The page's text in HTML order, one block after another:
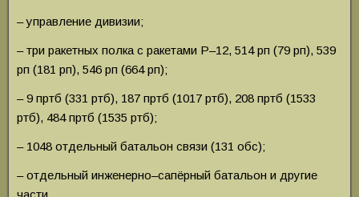
– управление дивизии;
– три ракетных полка с ракетами Р–12, 514 рп (79 рп), 539
рп (181 рп), 546 рп (664 рп);
– 9 пртб (331 ртб), 187 пртб (1017 ртб), 208 пртб (1533
ртб), 484 пртб (1535 ртб);
– 1048 отдельный батальон связи (131 обс);
– отдельный инженерно–сапёрный батальон и другие
части.